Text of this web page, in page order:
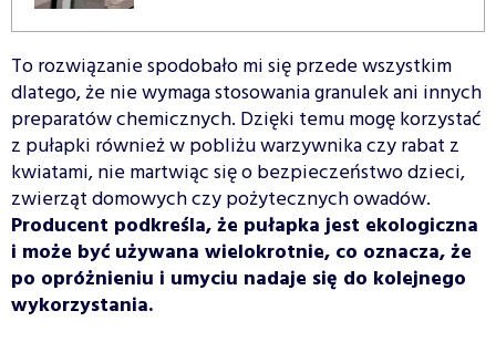
To rozwiązanie spodobało mi się przede wszystkim
dlatego, że nie wymaga stosowania granulek ani innych
preparatów chemicznych. Dzięki temu mogę korzystać
z pułapki również w pobliżu warzywnika czy rabat z
kwiatami, nie martwiąc się o bezpieczeństwo dzieci,
zwierząt domowych czy pożytecznych owadów.
Producent podkreśla, że pułapka jest ekologiczna
i może być używana wielokrotnie, co oznacza, że
po opróżnieniu i umyciu nadaje się do kolejnego
wykorzystania.